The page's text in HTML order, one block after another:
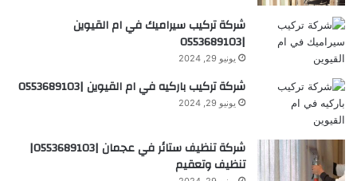
شركة تركيب سيراميك في ام القيوين
|0553689103
يونيو 29, 2024
شركة تركيب باركيه في ام القيوين |0553689103
يونيو 29, 2024
شركة تنظيف ستائر في عجمان |0553689103|
تنظيف وتعقيم